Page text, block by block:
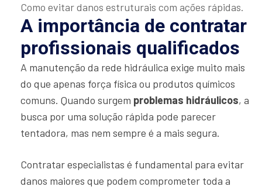
Como evitar danos estruturais com ações rápidas.
A importância de contratar
profissionais qualificados
A manutenção da rede hidráulica exige muito mais
do que apenas força física ou produtos químicos
comuns. Quando surgem problemas hidráulicos, a
busca por uma solução rápida pode parecer
tentadora, mas nem sempre é a mais segura.
Contratar especialistas é fundamental para evitar
danos maiores que podem comprometer toda a